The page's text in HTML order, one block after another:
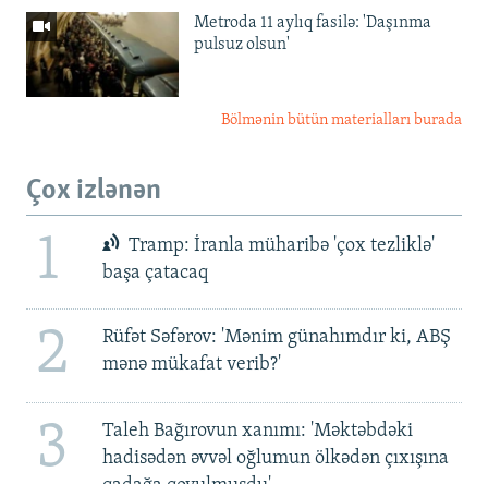
Metroda 11 aylıq fasilə: 'Daşınma
pulsuz olsun'
Bölmənin bütün materialları burada
Çox izlənən
1
Tramp: İranla müharibə 'çox tezliklə'
başa çatacaq
2
Rüfət Səfərov: 'Mənim günahımdır ki, ABŞ
mənə mükafat verib?'
3
Taleh Bağırovun xanımı: 'Məktəbdəki
hadisədən əvvəl oğlumun ölkədən çıxışına